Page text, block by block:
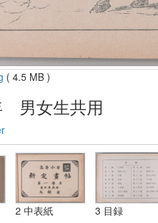
( 4.5 MB )
男女生共用
2 中表紙 3 目録